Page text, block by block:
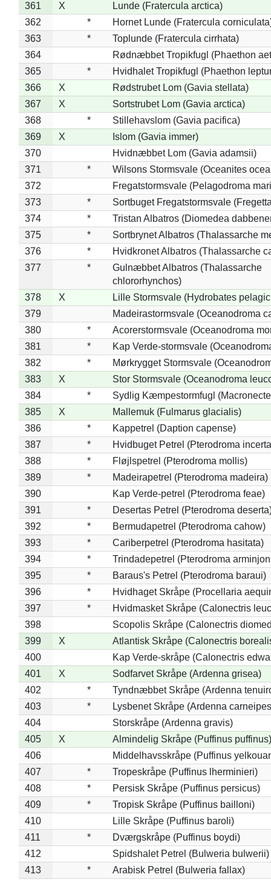
361 X
Lunde (Fratercula arctica)
362
*
Hornet Lunde (Fratercula
363
*
Toplunde (Fratercula cirrhata)
364
Rødnæbbet Tropikfugl (Phaethon
365
*
Hvidhalet Tropikfugl (Phaethon
366
X
Rødstrubet Lom (Gavia stellata)
367
X
Sortstrubet Lom (Gavia arctica)
368
*
Stillehavslom (Gavia pacifica)
369
X
Islom (Gavia immer)
370
Hvidnæbbet Lom (Gavia adamsii)
371
*
Wilsons Stormsvale (Oceanites
372
Fregatstormsvale (Pelagodroma
373
*
Sortbuget Fregatstormsvale
374
*
Tristan Albatros (Diomedea
375
*
Sortbrynet Albatros (Thalassarche
376
*
Hvidkronet Albatros (Thalassarche
377
*
Gulnæbbet Albatros (Thalassarche
chlororhynchos)
378
X
Lille Stormsvale (Hydrobates
379
Madeirastormsvale (Oceanodroma
380
*
Acorerstormsvale (Oceanodroma
381
*
Kap Verde-stormsvale
382
*
Mørkrygget Stormsvale
383
X
Stor Stormsvale (Oceanodroma
384
*
Sydlig Kæmpestormfugl
385
X
Mallemuk (Fulmarus glacialis)
386
*
Kappetrel (Daption capense)
387
*
Hvidbuget Petrel (Pterodroma
388
*
Fløjlspetrel (Pterodroma mollis)
389
*
Madeirapetrel (Pterodroma madeira)
390
Kap Verde-petrel (Pterodroma feae)
391
*
Desertas Petrel (Pterodroma
392
*
Bermudapetrel (Pterodroma cahow)
393
*
Cariberpetrel (Pterodroma hasitata)
394
*
Trindadepetrel (Pterodroma
395
*
Baraus's Petrel (Pterodroma baraui)
396
*
Hvidhaget Skråpe (Procellaria
397
*
Hvidmasket Skråpe (Calonectris
398
Scopolis Skråpe (Calonectris
399
X
Atlantisk Skråpe (Calonectris
400
Kap Verde-skråpe (Calonectris
401
X
Sodfarvet Skråpe (Ardenna grisea)
402
*
Tyndnæbbet Skråpe (Ardenna
403
*
Lysbenet Skråpe (Ardenna
404
Storskråpe (Ardenna gravis)
405
X
Almindelig Skråpe (Puffinus puffinus)
406
Middelhavsskråpe (Puffinus
407
*
Tropeskråpe (Puffinus lherminieri)
408
*
Persisk Skråpe (Puffinus persicus)
409
*
Tropisk Skråpe (Puffinus bailloni)
410
Lille Skråpe (Puffinus baroli)
411
*
Dværgskråpe (Puffinus boydi)
412
Spidshalet Petrel (Bulweria bulwerii)
413
*
Arabisk Petrel (Bulweria fallax)